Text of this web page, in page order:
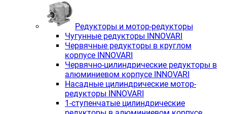
Редукторы и мотор-редукторы
Чугунные редукторы INNOVARI
Червячные редукторы в круглом
корпусе INNOVARI
Червячно-цилиндрические редукторы в
алюминиевом корпусе INNOVARI
Насадные цилиндрические мотор-
редукторы INNOVARI
1-ступенчатые цилиндрические